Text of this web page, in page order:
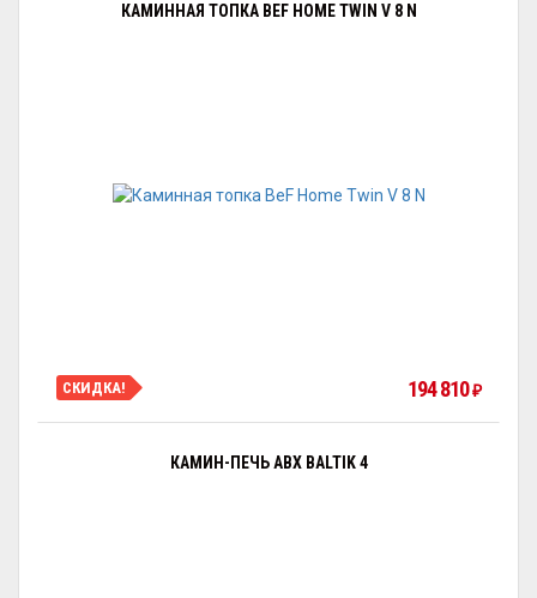
КАМИННАЯ ТОПКА BEF HOME TWIN V 8 N
СКИДКА! 194 810₽
КАМИН-ПЕЧЬ ABX BALTIK 4